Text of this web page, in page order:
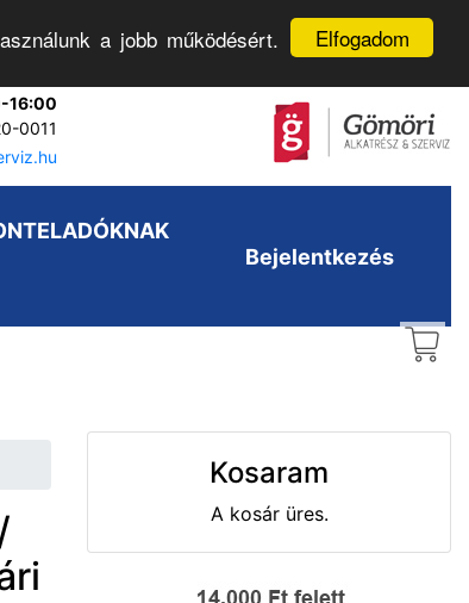
Elfogadom
a jobb működésért.
16:00
0011
Bejelentkezés
Kosaram
A kosár üres.